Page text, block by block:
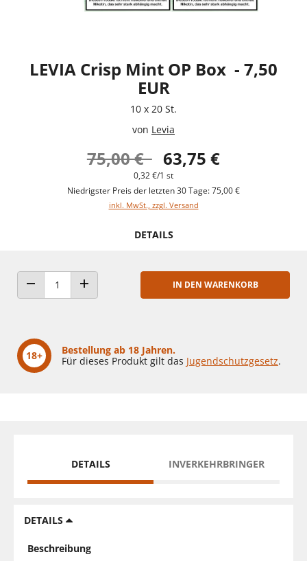
LEVIA Crisp Mint OP Box - 7,50
EUR
10 x 20 St.
von Levia
75,00 € 63,75 €
0,32 €/1 st
Niedrigster Preis der letzten 30 Tage: 75,00 €
inkl. MwSt., zzgl. Versand
DETAILS
ANZAHL VERRINGERNANZAHL ERHÖHEN
IN DEN WARENKORB
18+
Bestellung ab 18 Jahren.
Für dieses Produkt gilt das Jugendschutzgesetz.
DETAILS INVERKEHRBRINGER
DETAILS
Beschreibung